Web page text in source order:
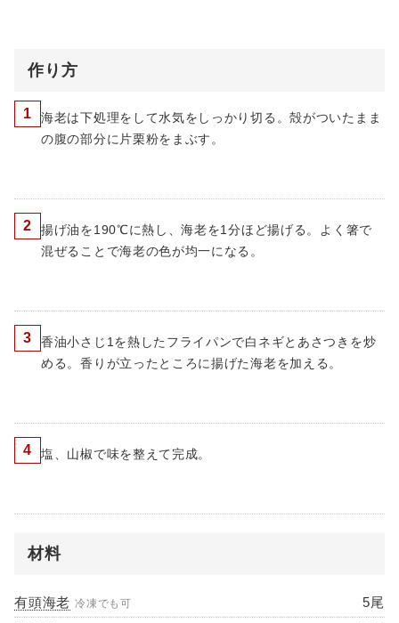
作り方
1
海老は下処理をして水気をしっかり切る。殻がついたまま
の腹の部分に片栗粉をまぶす。
2
揚げ油を190℃に熱し、海老を1分ほど揚げる。よく箸で
混ぜることで海老の色が均一になる。
3
香油小さじ1を熱したフライパンで白ネギとあさつきを炒
める。香りが立ったところに揚げた海老を加える。
4 塩、山椒で味を整えて完成。
材料
有頭海老 冷凍でも可
5尾